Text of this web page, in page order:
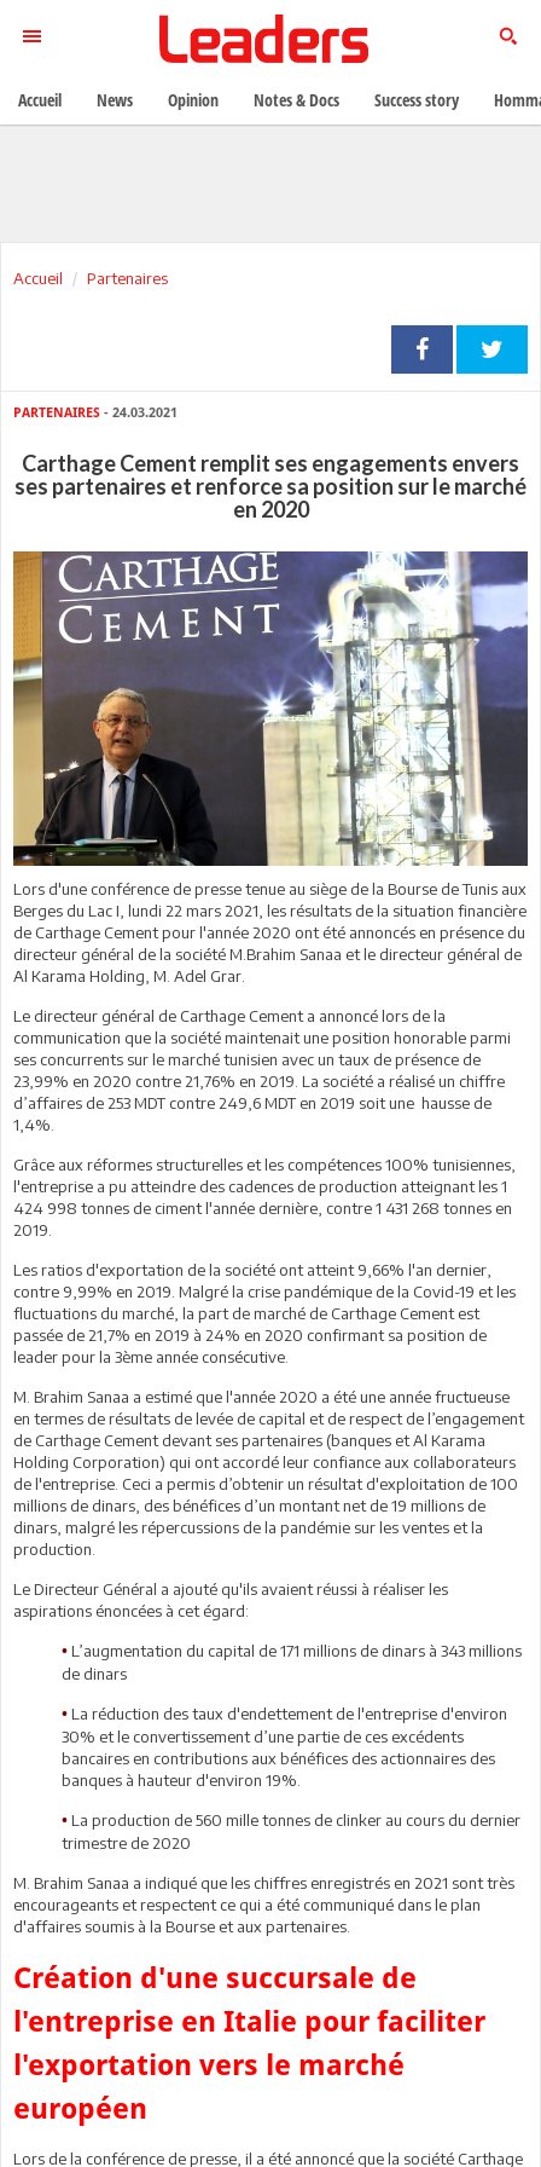
Accueil Partenaires
PARTENAIRES - 24.03.2021
Carthage Cement remplit ses engagements envers
ses partenaires et renforce sa position sur le marché
en 2020
Lors d'une conférence de presse tenue au siège de la Bourse de Tunis aux
Berges du Lac I, lundi 22 mars 2021, les résultats de la situation financière
de Carthage Cement pour l'année 2020 ont été annoncés en présence du
directeur général de la société M.Brahim Sanaa et le directeur général de
Al Karama Holding, M. Adel Grar.
Le directeur général de Carthage Cement a annoncé lors de la
communication que la société maintenait une position honorable parmi
ses concurrents sur le marché tunisien avec un taux de présence de
23,99% en 2020 contre 21,76% en 2019. La société a réalisé un chiffre
d’affaires de 253 MDT contre 249,6 MDT en 2019 soit une hausse de
1,4%.
Grâce aux réformes structurelles et les compétences 100% tunisiennes,
l'entreprise a pu atteindre des cadences de production atteignant les 1
424 998 tonnes de ciment l'année dernière, contre 1 431 268 tonnes en
2019.
Les ratios d'exportation de la société ont atteint 9,66% l'an dernier,
contre 9,99% en 2019. Malgré la crise pandémique de la Covid-19 et les
fluctuations du marché, la part de marché de Carthage Cement est
passée de 21,7% en 2019 à 24% en 2020 confirmant sa position de
leader pour la 3ème année consécutive.
M. Brahim Sanaa a estimé que l'année 2020 a été une année fructueuse
en termes de résultats de levée de capital et de respect de l’engagement
de Carthage Cement devant ses partenaires (banques et Al Karama
Holding Corporation) qui ont accordé leur confiance aux collaborateurs
de l'entreprise. Ceci a permis d’obtenir un résultat d'exploitation de 100
millions de dinars, des bénéfices d’un montant net de 19 millions de
dinars, malgré les répercussions de la pandémie sur les ventes et la
production.
Le Directeur Général a ajouté qu'ils avaient réussi à réaliser les
aspirations énoncées à cet égard:
• L’augmentation du capital de 171 millions de dinars à 343 millions
de dinars
• La réduction des taux d'endettement de l'entreprise d'environ
30% et le convertissement d’une partie de ces excédents
bancaires en contributions aux bénéfices des actionnaires des
banques à hauteur d'environ 19%.
• La production de 560 mille tonnes de clinker au cours du dernier
trimestre de 2020
M. Brahim Sanaa a indiqué que les chiffres enregistrés en 2021 sont très
encourageants et respectent ce qui a été communiqué dans le plan
d'affaires soumis à la Bourse et aux partenaires.
Création d'une succursale de
l'entreprise en Italie pour faciliter
l'exportation vers le marché
européen
Lors de la conférence de presse, il a été annoncé que la société Carthage
Accueil News Opinion Notes & Docs Success story